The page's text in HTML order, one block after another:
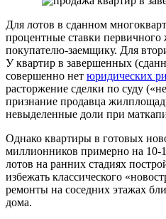
Для лотов в сданном
процентные ставки
покупателю-заемщику. Для
У квартир в завершенных
совершенно нет юридических
расторжение сделки по суду
признание продавца
невыделенные доли при
Однако квартиры в готовых
миллионников примерно на 10-
лотов на ранних стадиях
избежать классического
ремонты на соседних этажах
дома.